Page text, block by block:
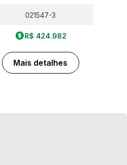
021547-3
R$ 424.982
Mais detalhes